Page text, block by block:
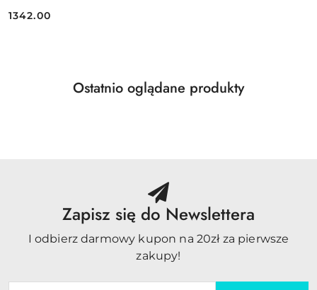
Cena:
1342.00
Pomiń karuzelę produktów
Produkty
Ostatnio oglądane produkty
Zapisz się do Newslettera
I odbierz darmowy kupon na 20zł za pierwsze
zakupy!